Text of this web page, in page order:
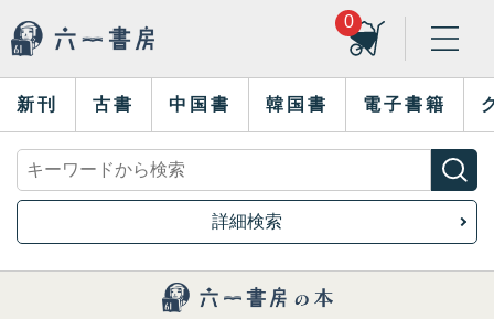
0
新刊 古書 中国書 韓国書 電子書籍
詳細検索